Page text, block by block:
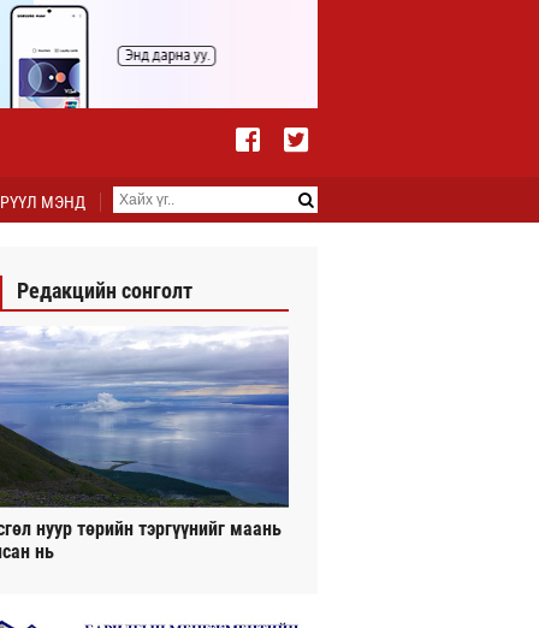
МЭНД
Редакцийн сонголт
нуур төрийн тэргүүнийг маань
нь